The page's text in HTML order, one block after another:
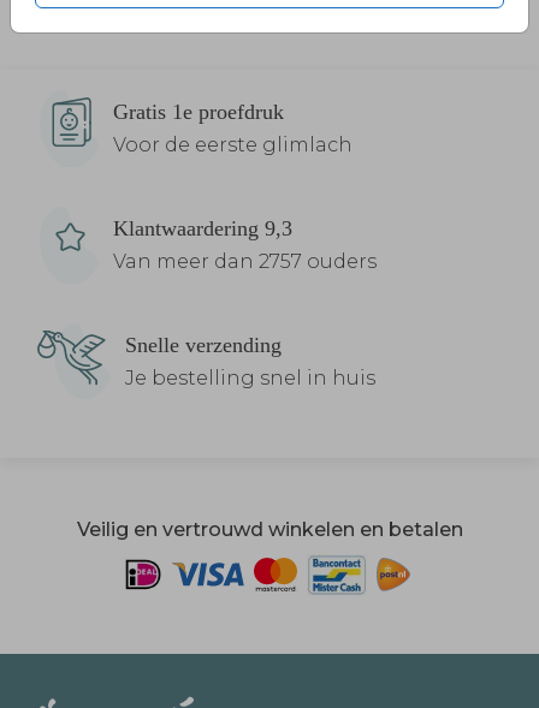
Gratis 1e proefdruk
Voor de eerste glimlach
Klantwaardering 9,3
Van meer dan 2757 ouders
Snelle verzending
Je bestelling snel in huis
Veilig en vertrouwd winkelen en betalen